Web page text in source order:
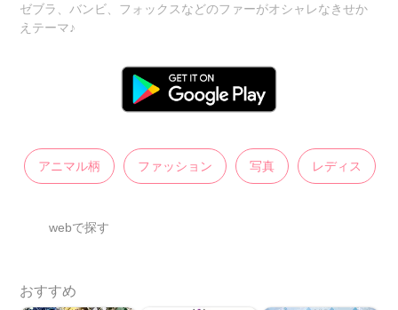
ゼブラ、バンビ、フォックスなどのファーがオシャレなきせか
えテーマ♪
アニマル柄 ファッション 写真 レディス
webで探す
おすすめ